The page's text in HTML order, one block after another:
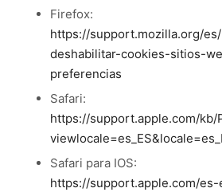
Firefox:
https://support.mozilla.org/
deshabilitar-cookies-sitios-
preferencias
Safari:
https://support.apple.com/kb/
Safari para IOS:
https://support.apple.com/es-